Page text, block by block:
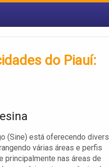
do Piauí:
(Sine) está oferecendo
várias áreas e perfis
nas áreas de